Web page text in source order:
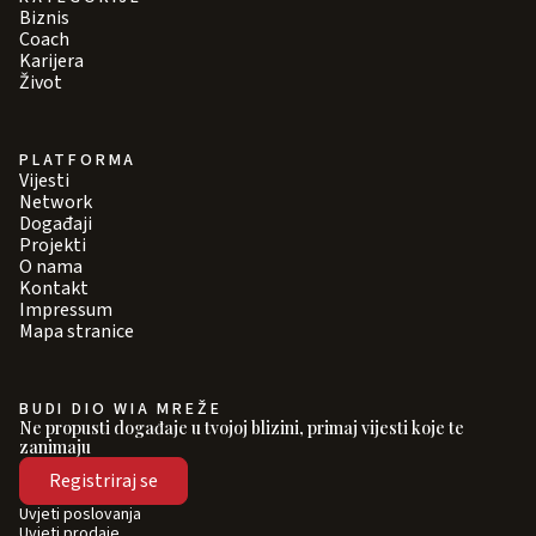
Biznis
Coach
Karijera
Život
PLATFORMA
Vijesti
Network
Događaji
Projekti
O nama
Kontakt
Impressum
Mapa stranice
BUDI DIO WIA MREŽE
Ne propusti događaje u tvojoj blizini, primaj vijesti koje te
zanimaju
Registriraj se
Uvjeti poslovanja